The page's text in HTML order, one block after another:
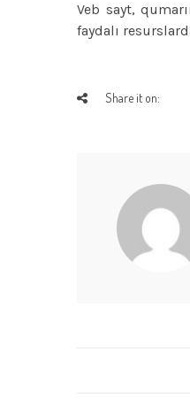
Veb sayt,
faydalı
Share it on: